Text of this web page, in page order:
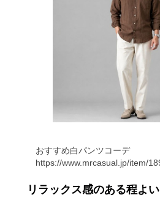
おすすめ白パンツコーデ
https://www.mrcasual.jp/item/
リラックス感のある程よ